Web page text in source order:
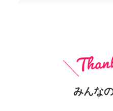
みんな